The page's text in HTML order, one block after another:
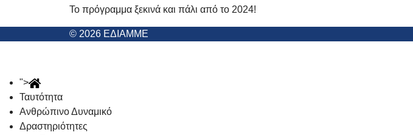
Το πρόγραμμα ξεκινά και πάλι από το 2024!
© 2026 ΕΔΙΑΜΜΕ
">
Ταυτότητα
Ανθρώπινο Δυναμικό
Δραστηριότητες